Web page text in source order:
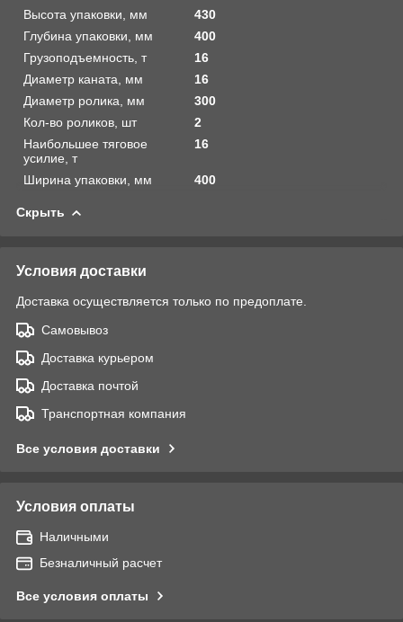
Высота упаковки, мм
430
Глубина упаковки, мм
400
Грузоподъемность, т
16
Диаметр каната, мм
16
Диаметр ролика, мм
300
Кол-во роликов, шт
2
Наибольшее тяговое
усилие, т
16
Ширина упаковки, мм 400
Скрыть
Условия доставки
Доставка осуществляется только по предоплате.
Самовывоз
Доставка курьером
Доставка почтой
Транспортная компания
Все условия доставки
Условия оплаты
Наличными
Безналичный расчет
Все условия оплаты